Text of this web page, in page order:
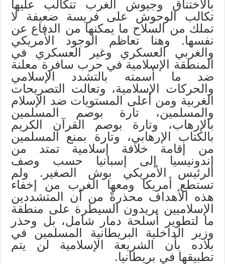
بالاختناق وجيوش الغرب تتكالب عليها
تكالب الوحوش على فريسة ضعيفة لا
تملك من السلاح ما يمكنها من الدفاع عن
نفسها. وهنا تعاظم الوجود الأمريكي
والغربي العسكري وغير العسكري في
المنطقة الإسلامية في حرب سافرة معلنة
ضد ما أسمته بالتشدد الإسلامي
والحركات الإسلامية، وتعالت التصريحات
الغربية ومن أعلى المستويات ضد الإسلام
والمسلمين، تارة بوصم المسلمين
بالإرهاب، وتارة بوصم القرآن الكريم
بالكتاب الإرهابي، وتارة بمنع المسلمين
من إقامة خلافة إسلامية تمتد من
إندونيسيا إلى إسبانيا حسب وصف
الرئيس الأمريكي بوش الصغير. ولم
تستطع أمريكا ومعها الغرب من إخفاء
هذه الأهداف محذرةً من أن المتشددين
الإسلاميين يريدون السيطرة على منطقة
ما لتطوير أسلحة دمار شامل، بل وحذر
وزير الداخلية البريطانية المسلمين في
بلاده بأن الشريعة الإسلامية لن يتم
تطبيقها في بريطانيا.